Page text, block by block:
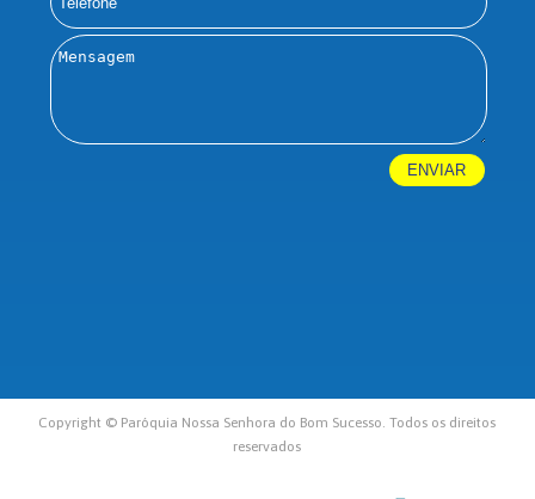
Copyright © Paróquia Nossa Senhora do Bom Sucesso. Todos os direitos
reservados